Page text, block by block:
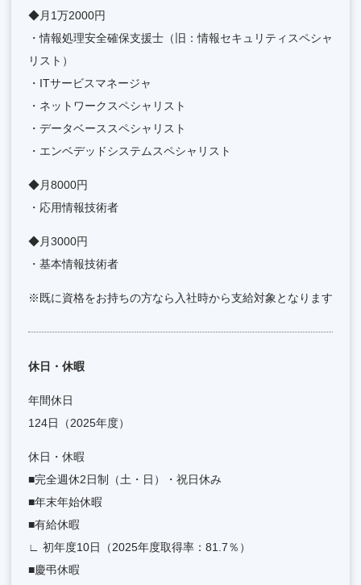
◆月1万2000円
・情報処理安全確保支援士（旧：情報セキュリティスペシャ
リスト）
・ITサービスマネージャ
・ネットワークスペシャリスト
・データベーススペシャリスト
・エンベデッドシステムスペシャリスト
◆月8000円
・応用情報技術者
◆月3000円
・基本情報技術者
※既に資格をお持ちの方なら入社時から支給対象となります
休日・休暇
年間休日
124日（2025年度）
休日・休暇
■完全週休2日制（土・日）・祝日休み
■年末年始休暇
■有給休暇
∟ 初年度10日（2025年度取得率：81.7％）
■慶弔休暇